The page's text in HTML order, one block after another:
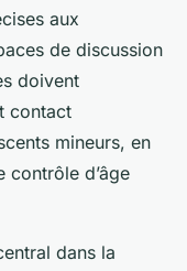
aux
de discussion
doivent
contact
mineurs, en
contrôle d’âge
dans la